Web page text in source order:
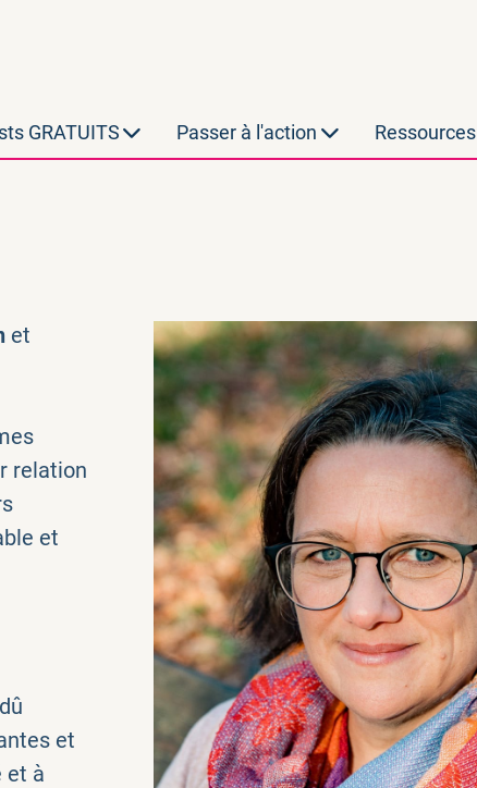
GRATUITS Passer à l'action Ressources
et
relation
et
et
et à